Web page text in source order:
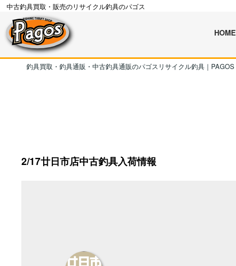
中古釣具買取・販売のリサイクル釣具のパゴス
HOME
釣具買取・釣具通販・中古釣具通販のパゴスリサイクル釣具｜PAGOS
2/17廿日市店中古釣具入荷情報